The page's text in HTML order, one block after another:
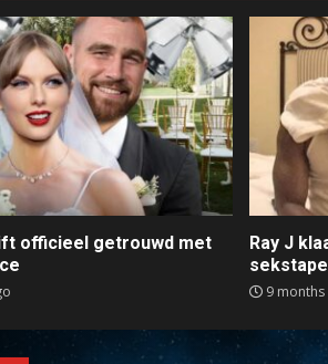
officieel getrouwd met
Ray J
sekstape
9 months